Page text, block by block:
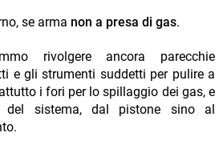
se arma non a presa di gas.
rivolgere ancora parecchie
e gli strumenti suddetti per pulire a
i fori per lo spillaggio dei gas, e
sistema, dal pistone sino al